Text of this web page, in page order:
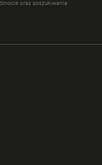
oraz poszukiwania